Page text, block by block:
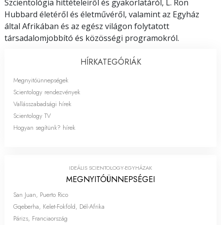
Szcientológia hittételeiről és gyakorlatáról, L. Ron
Hubbard életéről és életművéről, valamint az Egyház
által Afrikában és az egész világon folytatott
társadalomjobbító és közösségi programokról.
HÍRKATEGÓRIÁK
Megnyitóünnepségek
Scientology rendezvények
Vallásszabadsági hírek
Scientology TV
Hogyan segítünk? hírek
IDEÁLIS SCIENTOLOGY-EGYHÁZAK
MEGNYITÓ­ÜNNEPSÉGEI
San Juan, Puerto Rico
Gqeberha, Kelet-Fokföld, Dél-Afrika
Párizs, Franciaország